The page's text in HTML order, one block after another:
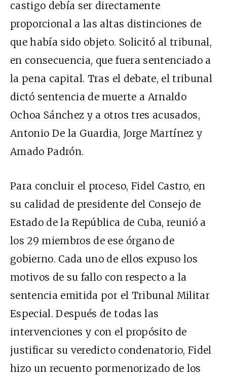
castigo debía ser directamente
proporcional a las altas distinciones de
que había sido objeto. Solicitó al tribunal,
en consecuencia, que fuera sentenciado a
la pena capital. Tras el debate, el tribunal
dictó sentencia de muerte a Arnaldo
Ochoa Sánchez y a otros tres acusados,
Antonio De la Guardia, Jorge Martínez y
Amado Padrón.
Para concluir el proceso, Fidel Castro, en
su calidad de presidente del Consejo de
Estado de la República de Cuba, reunió a
los 29 miembros de ese órgano de
gobierno. Cada uno de ellos expuso los
motivos de su fallo con respecto a la
sentencia emitida por el Tribunal Militar
Especial. Después de todas las
intervenciones y con el propósito de
justificar su veredicto condenatorio, Fidel
hizo un recuento pormenorizado de los